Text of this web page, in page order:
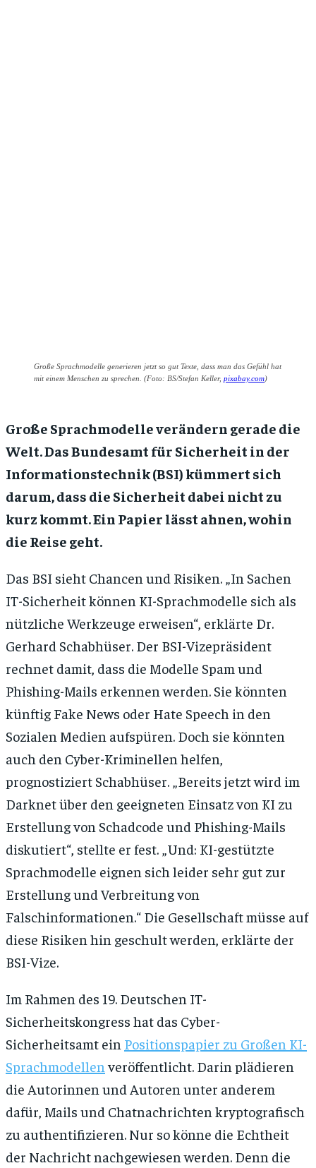
Große Sprachmodelle generieren jetzt so gut Texte, dass man das Gefühl hat
mit einem Menschen zu sprechen. (Foto: BS/Stefan Keller, pixabay.com)
Große Sprachmodelle verändern gerade die
Welt. Das Bundesamt für Sicherheit in der
Informationstechnik (BSI) kümmert sich
darum, dass die Sicherheit dabei nicht zu
kurz kommt. Ein Papier lässt ahnen, wohin
die Reise geht.
Das BSI sieht Chancen und Risiken. „In Sachen
IT-Sicherheit können KI-Sprachmodelle sich als
nützliche Werkzeuge erweisen“, erklärte Dr.
Gerhard Schabhüser. Der BSI-Vizepräsident
rechnet damit, dass die Modelle Spam und
Phishing-Mails erkennen werden. Sie könnten
künftig Fake News oder Hate Speech in den
Sozialen Medien aufspüren. Doch sie könnten
auch den Cyber-Kriminellen helfen,
prognostiziert Schabhüser. „Bereits jetzt wird im
Darknet über den geeigneten Einsatz von KI zu
Erstellung von Schadcode und Phishing-Mails
diskutiert“, stellte er fest. „Und: KI-gestützte
Sprachmodelle eignen sich leider sehr gut zur
Erstellung und Verbreitung von
Falschinformationen.“ Die Gesellschaft müsse auf
diese Risiken hin geschult werden, erklärte der
BSI-Vize.
Im Rahmen des 19. Deutschen IT-
Sicherheitskongress hat das Cyber-
Sicherheitsamt ein Positionspapier zu Großen KI-
Sprachmodellen veröffentlicht. Darin plädieren
die Autorinnen und Autoren unter anderem
dafür, Mails und Chatnachrichten kryptografisch
zu authentifizieren. Nur so könne die Echtheit
der Nachricht nachgewiesen werden. Denn die